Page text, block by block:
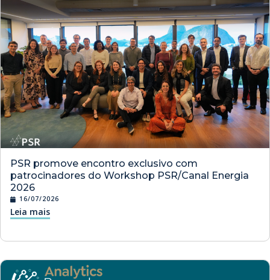
PSR promove encontro exclusivo com
patrocinadores do Workshop PSR/Canal Energia
2026
16/07/2026
Leia mais